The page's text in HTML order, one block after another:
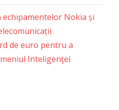
Nokia și
de euro pentru a
Inteligenţei